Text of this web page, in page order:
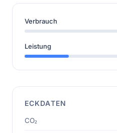
Verbrauch
Leistung
ECKDATEN
CO₂